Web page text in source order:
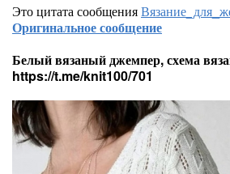
Это цитата сообщения
Оригинальное сообщение
Белый вязаный джемпер, схема
https://t.me/knit100/701